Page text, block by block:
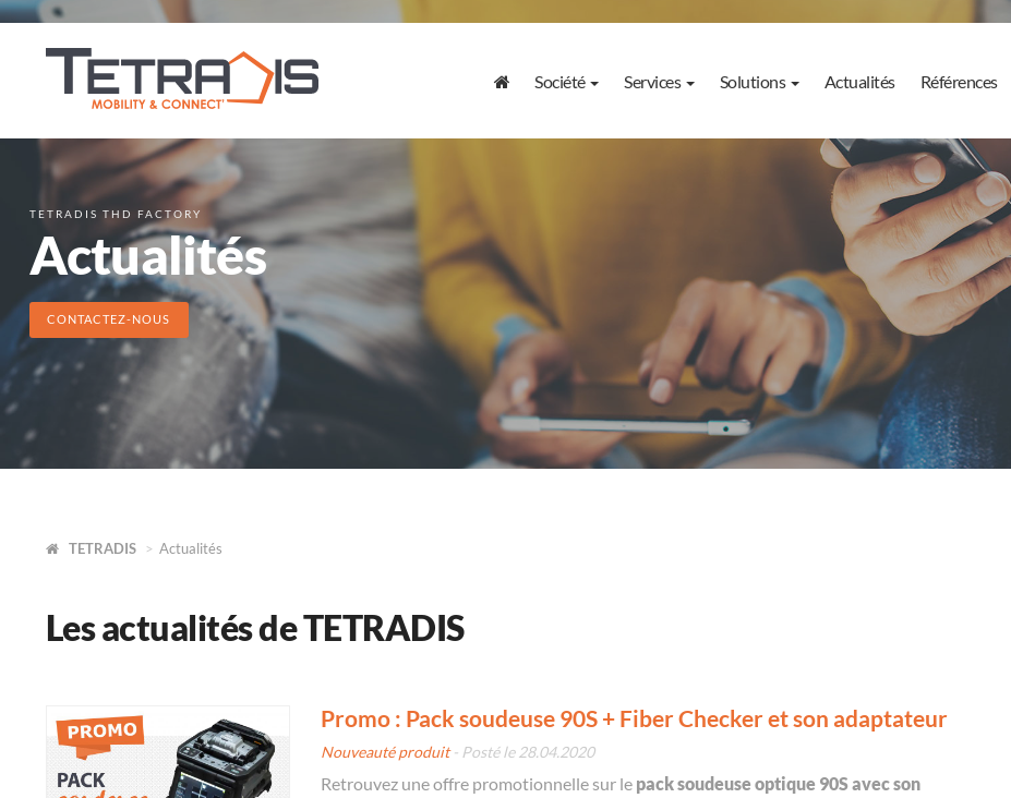
Société Services Solutions Actualités Références
TETRADIS THD FACTORY
Actualités
CONTACTEZ-NOUS
TETRADIS Actualités
Les actualités de TETRADIS
Promo : Pack soudeuse 90S + Fiber Checker et son adaptateur
Nouveauté produit- Posté le 28.04.2020
Retrouvez une offre promotionnelle sur lepack soudeuse optique 90S avec son